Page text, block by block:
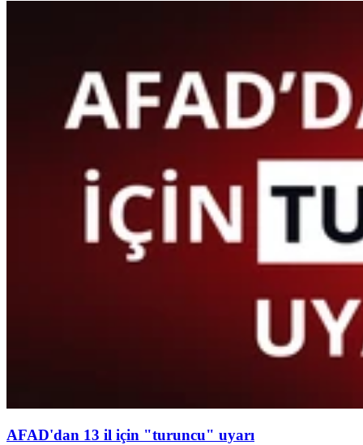
AFAD'dan 13 il için "turuncu" uyarı